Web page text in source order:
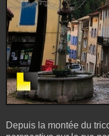
Depuis la montée du